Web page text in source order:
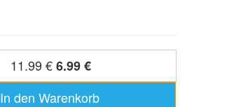
11.99 € 6.99 €
In den Warenkorb